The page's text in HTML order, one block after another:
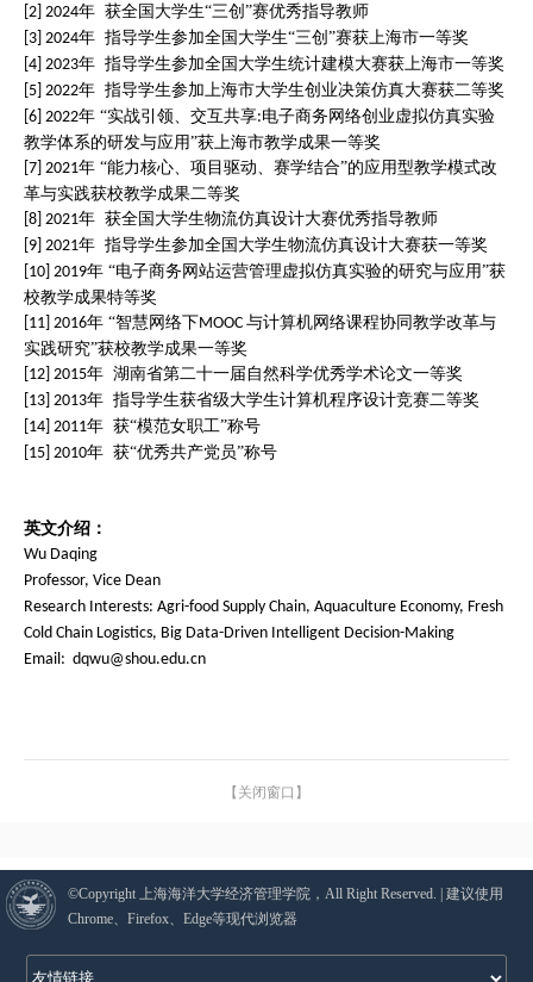
[2] 2024年 获全国大学生“三创”赛优秀指导教师
[3] 2024年 指导学生参加全国大学生“三创”赛获上海市一等奖
[4] 2023年 指导学生参加全国大学生统计建模大赛获上海市一等奖
[5] 2022年 指导学生参加上海市大学生创业决策仿真大赛获二等奖
[6] 2022年 “实战引领、交互共享:电子商务网络创业虚拟仿真实验
教学体系的研发与应用”获上海市教学成果一等奖
[7] 2021年 “能力核心、项目驱动、赛学结合”的应用型教学模式改
革与实践获校教学成果二等奖
[8] 2021年 获全国大学生物流仿真设计大赛优秀指导教师
[9] 2021年 指导学生参加全国大学生物流仿真设计大赛获一等奖
[10] 2019年 “电子商务网站运营管理虚拟仿真实验的研究与应用”获
校教学成果特等奖
[11] 2016年 “智慧网络下MOOC 与计算机网络课程协同教学改革与
实践研究”获校教学成果一等奖
[12] 2015年 湖南省第二十一届自然科学优秀学术论文一等奖
[13] 2013年 指导学生获省级大学生计算机程序设计竞赛二等奖
[14] 2011年 获“模范女职工”称号
[15] 2010年 获“优秀共产党员”称号
英文介绍：
Wu Daqing
Professor, Vice Dean
Research Interests: Agri-food Supply Chain, Aquaculture Economy, Fresh
Cold Chain Logistics, Big Data-Driven Intelligent Decision-Making
Email: dqwu@shou.edu.cn
【关闭窗口】
©Copyright 上海海洋大学经济管理学院，All Right Reserved. | 建议使用
Chrome、Firefox、Edge等现代浏览器